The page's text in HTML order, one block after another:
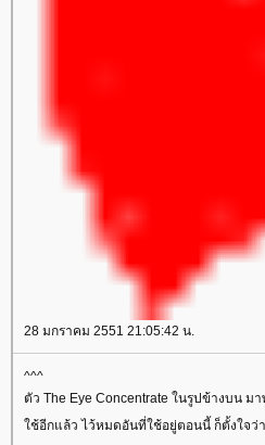
28 มกราคม 2551 21:05:42 น.
^^^
ตัว The Eye Concentrate ในรูปข้างบน ม
ใช้อีกแล้ว ไว้หมดอันที่ใช้อยู่ตอนนี้ ก็ตั้งใจว่